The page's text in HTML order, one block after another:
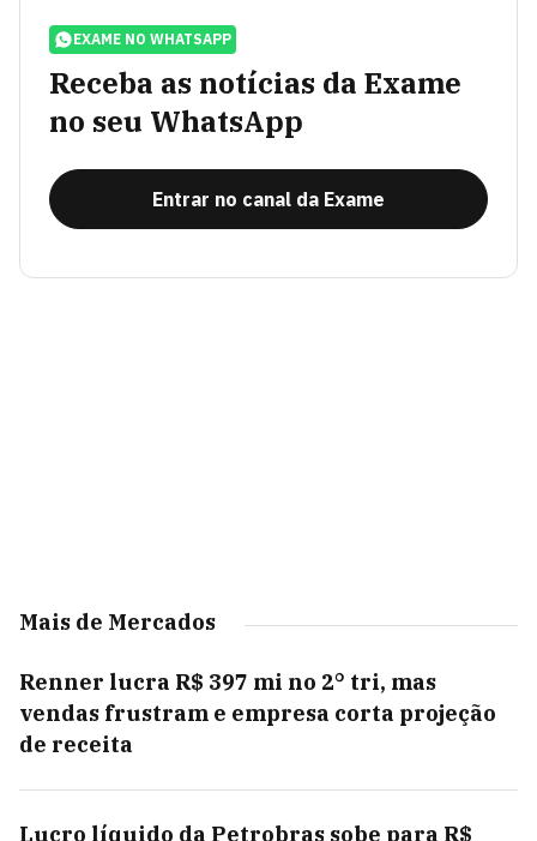
EXAME NO WHATSAPP
Receba as notícias da Exame
no seu WhatsApp
Entrar no canal da Exame
Mais de Mercados
Renner lucra R$ 397 mi no 2° tri, mas
vendas frustram e empresa corta projeção
de receita
Lucro líquido da Petrobras sobe para R$